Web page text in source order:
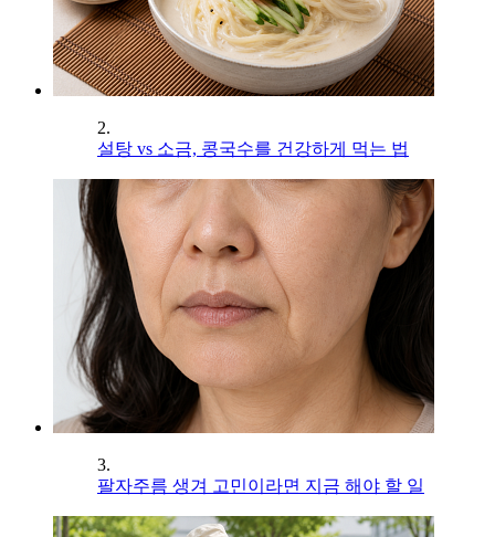
2.
설탕 vs 소금, 콩국수를 건강하게 먹는 법
3.
팔자주름 생겨 고민이라면 지금 해야 할 일